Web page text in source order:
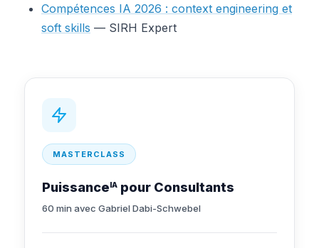
Compétences IA 2026 : context engineering et
soft skills — SIRH Expert
MASTERCLASS
Puissance IA pour Consultants
60 min avec Gabriel Dabi-Schwebel